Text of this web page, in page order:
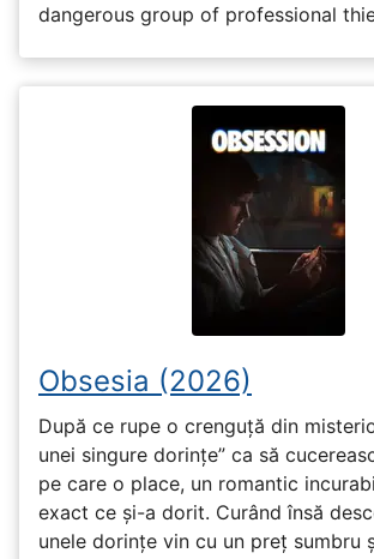
dangerous group of professional
Obsesia (2026)
După ce rupe o crenguță din
unei singure dorințe” ca să
pe care o place, un romantic
exact ce și-a dorit. Curând însă
unele dorințe vin cu un preț sumbru